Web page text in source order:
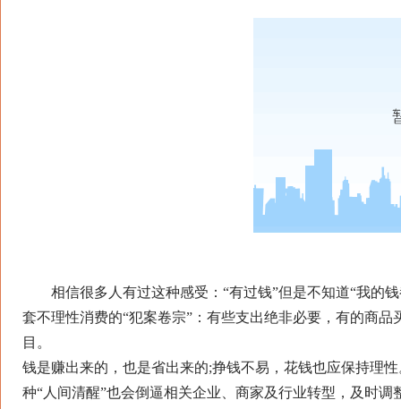
相信很多人有过这种感受：“有过钱”但是不知道“我的钱
套不理性消费的“犯案卷宗”：有些支出绝非必要，有的商
目。
钱是赚出来的，也是省出来的;挣钱不易，花钱也应保持理
种“人间清醒”也会倒逼相关企业、商家及行业转型，及时